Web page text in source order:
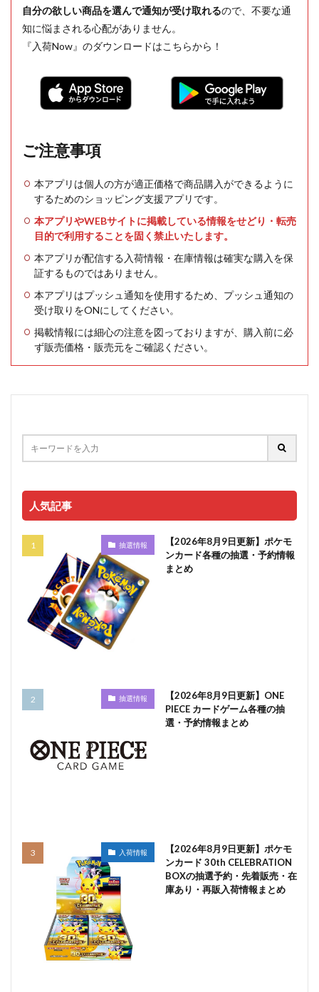
自分の欲しい商品を選んで通知が受け取れるので、不要な通
知に悩まされる心配がありません。
『入荷Now』のダウンロードはこちらから！
ご注意事項
本アプリは個人の方が適正価格で商品購入ができるように
するためのショッピング支援アプリです。
本アプリやWEBサイトに掲載している情報をせどり・転売
目的で利用することを固く禁止いたします。
本アプリが配信する入荷情報・在庫情報は確実な購入を保
証するものではありません。
本アプリはプッシュ通知を使用するため、プッシュ通知の
受け取りをONにしてください。
掲載情報には細心の注意を図っておりますが、購入前に必
ず販売価格・販売元をご確認ください。
人気記事
抽選情報
【2026年8月9日更新】ポケモ
ンカード各種の抽選・予約情報
まとめ
抽選情報
【2026年8月9日更新】ONE
PIECE カードゲーム各種の抽
選・予約情報まとめ
入荷情報
【2026年8月9日更新】ポケモ
ンカード 30th CELEBRATION
BOXの抽選予約・先着販売・在
庫あり・再販入荷情報まとめ